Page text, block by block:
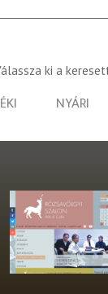
ki a
NYÁRI